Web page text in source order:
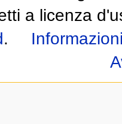
a licenza
.